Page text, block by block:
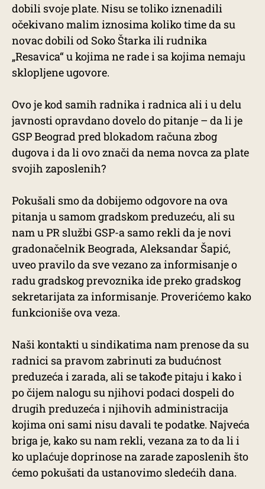
dobili svoje plate. Nisu se toliko iznenadili
očekivano malim iznosima koliko time da su
novac dobili od Soko Štarka ili rudnika
„Resavica“ u kojima ne rade i sa kojima nemaju
sklopljene ugovore.
Ovo je kod samih radnika i radnica ali i u delu
javnosti opravdano dovelo do pitanje – da li je
GSP Beograd pred blokadom računa zbog
dugova i da li ovo znači da nema novca za plate
svojih zaposlenih?
Pokušali smo da dobijemo odgovore na ova
pitanja u samom gradskom preduzeću, ali su
nam u PR službi GSP-a samo rekli da je novi
gradonačelnik Beograda, Aleksandar Šapić,
uveo pravilo da sve vezano za informisanje o
radu gradskog prevoznika ide preko gradskog
sekretarijata za informisanje. Proverićemo kako
funkcioniše ova veza.
Naši kontakti u sindikatima nam prenose da su
radnici sa pravom zabrinuti za budućnost
preduzeća i zarada, ali se takođe pitaju i kako i
po čijem nalogu su njihovi podaci dospeli do
drugih preduzeća i njihovih administracija
kojima oni sami nisu davali te podatke. Najveća
briga je, kako su nam rekli, vezana za to da li i
ko uplaćuje doprinose na zarade zaposlenih što
ćemo pokušati da ustanovimo sledećih dana.